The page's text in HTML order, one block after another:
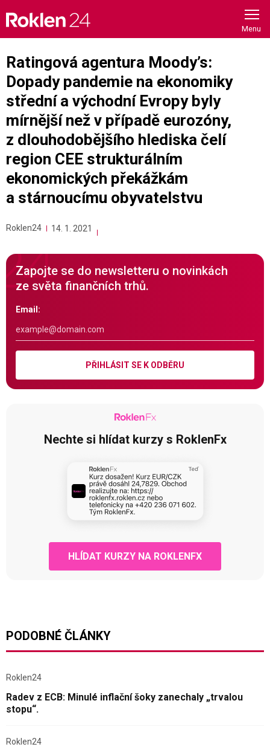
content
Ratingová agentura Moody’s:
Dopady pandemie na ekonomiky
střední a východní Evropy byly
mírnější než v případě eurozóny,
z dlouhodobějšího hlediska čelí
region CEE strukturálním
ekonomických překážkám
a stárnoucímu obyvatelstvu
Roklen24 14. 1. 2021
Zapojte se do newsletteru o novinkách
ze světa finančních trhů.
Email:
PŘIHLÁSIT SE K ODBĚRU
Nechte si hlídat kurzy s RoklenFx
HLÍDAT KURZY NA ROKLENFX
PODOBNÉ ČLÁNKY
Roklen24
Radev z ECB: Minulé inflační šoky zanechaly „trvalou
stopu“.
Roklen24